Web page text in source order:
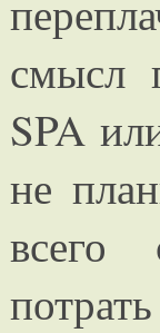
смысл
SPA
не
всего